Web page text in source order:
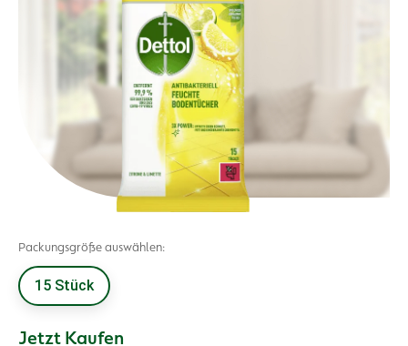
Packungsgröße auswählen:
15 Stück
Jetzt Kaufen